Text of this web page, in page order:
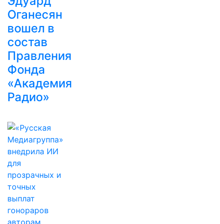
Оганесян
вошел в
состав
Правления
Фонда
«Академия
Радио»